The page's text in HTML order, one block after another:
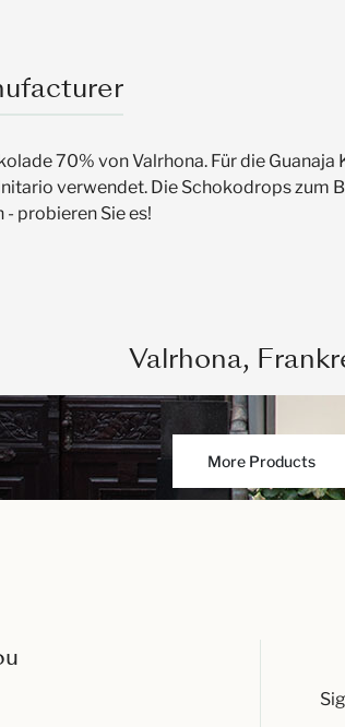
70% von Valrhona. Für die
verwendet. Die Schokodrops zum
probieren Sie es!
Valrhona,
More Products